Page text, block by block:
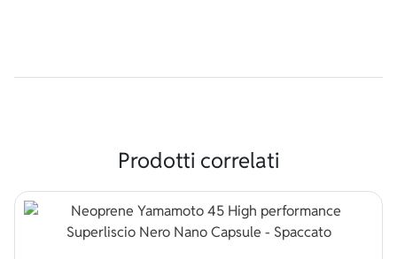
Prodotti correlati